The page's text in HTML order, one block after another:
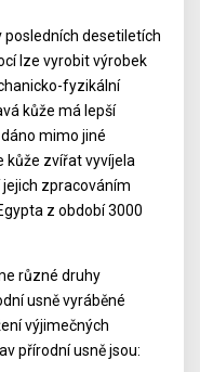
posledních desetiletích
lze vyrobit výrobek
fyzikální
kůže má lepší
mimo jiné
kůže zvířat vyvíjela
zpracováním
z období 3000
různé druhy
usně vyráběné
výjimečných
přírodní usně jsou: